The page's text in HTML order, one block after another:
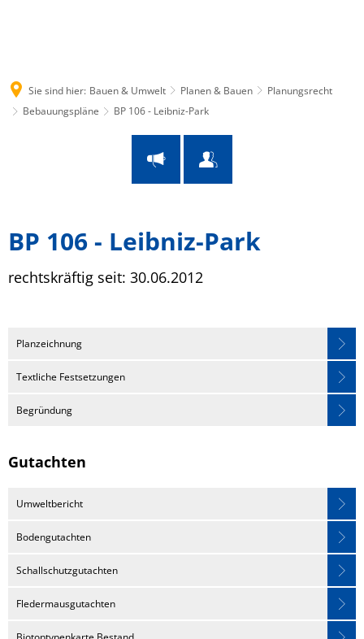
Sie sind hier: Bauen & Umwelt Planen & Bauen
Planungsrecht
Bebauungspläne
BP 106 - Leibniz-Park
BP
106
Leibniz-
Park
BP 106 - Leibniz-Park
rechtskräftig seit: 30.06.2012
Planzeichnung
Textliche Festsetzungen
Begründung
Gutachten
Umweltbericht
Bodengutachten
Schallschutzgutachten
Fledermausgutachten